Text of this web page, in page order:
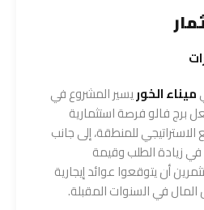
ميناء الخوريسير المشروع في
برج فالو فرصة استثمارية
للمنطقة، إلى جانب
في زيادة الطلب وقيمة
أن يتوقعوا عوائد إيجارية
في السنوات المقبلة.